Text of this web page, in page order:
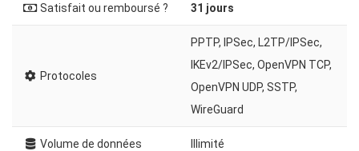
Satisfait ou remboursé ? 31 jours
Protocoles
PPTP, IPSec, L2TP/IPSec,
IKEv2/IPSec, OpenVPN TCP,
OpenVPN UDP, SSTP,
WireGuard
Volume de données Illimité